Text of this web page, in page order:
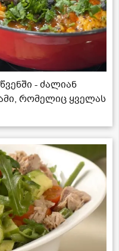
- ძალიან
რომელიც ყველას